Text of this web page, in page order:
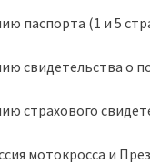
паспорта (1 и 5
свидетельства о
страхового
мотокросса и